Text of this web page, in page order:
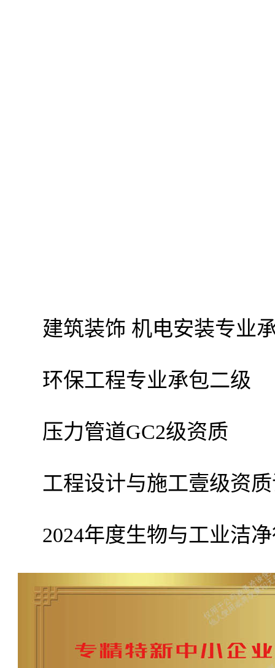
建筑装饰 机电安装专业
环保工程专业承包二级
压力管道GC2级资质
工程设计与施工壹级资
2024年度生物与工业洁